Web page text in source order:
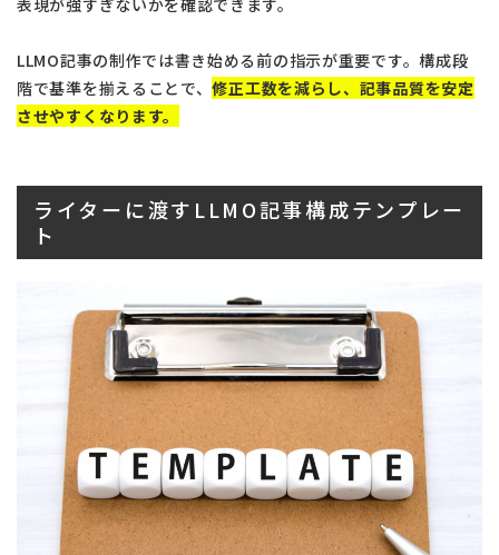
表現が強すぎないかを確認できます。
LLMO記事の制作では書き始める前の指示が重要です。構成段
階で基準を揃えることで、修正工数を減らし、記事品質を安定
させやすくなります。
ライターに渡すLLMO記事構成テンプレー
ト